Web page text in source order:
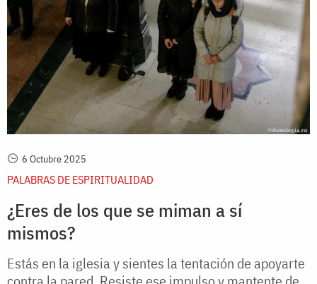
6 Octubre 2025
PALABRAS DE ESPIRITUALIDAD
¿Eres de los que se miman a sí
mismos?
Estás en la iglesia y sientes la tentación de apoyarte